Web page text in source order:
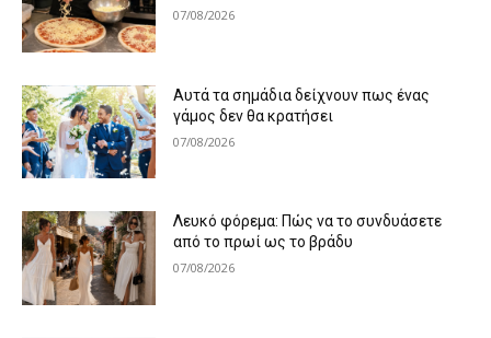
07/08/2026
Αυτά τα σημάδια δείχνουν πως ένας
γάμος δεν θα κρατήσει
07/08/2026
Λευκό φόρεμα: Πώς να το συνδυάσετε
από το πρωί ως το βράδυ
07/08/2026